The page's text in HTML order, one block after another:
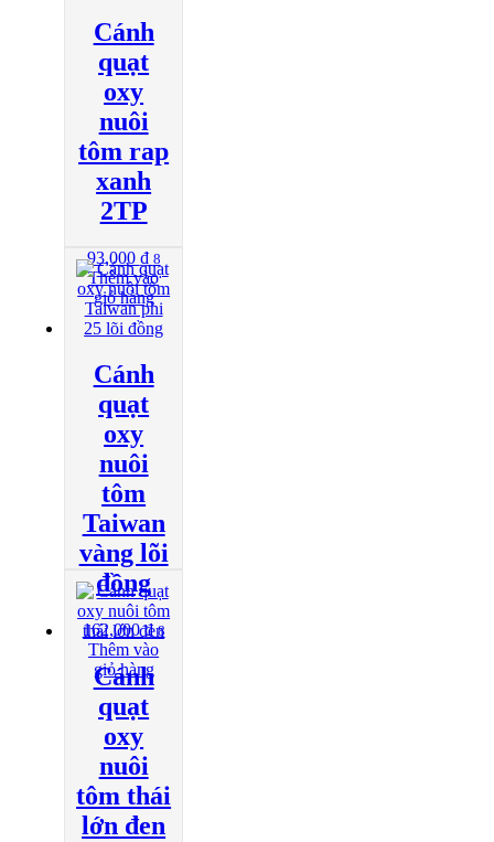
Cánh
quạt
oxy
nuôi
tôm rap
xanh
2TP
93,000 ₫ 8
Thêm vào
giỏ hàng
Cánh
quạt
oxy
nuôi
tôm
Taiwan
vàng lõi
đồng
162,000₫ 8
Thêm vào
giỏ hàng
Cánh
quạt
oxy
nuôi
tôm thái
lớn đen